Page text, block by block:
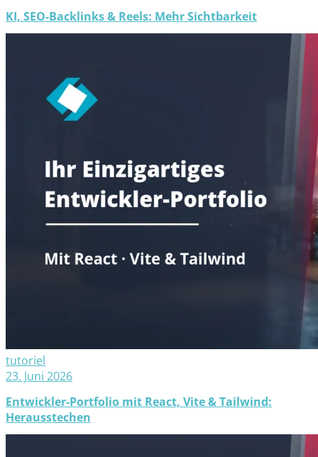
KI, SEO-Backlinks & Reels: Mehr Sichtbarkeit
tutoriel
23. Juni 2026
Entwickler-Portfolio mit React, Vite & Tailwind:
Herausstechen